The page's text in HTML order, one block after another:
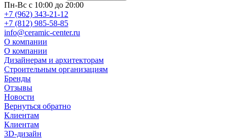
Пн-Вс с 10:00 до 20:00
+7 (962) 343-21-12
+7 (812) 985-58-85
info@ceramic-center.ru
О компании
О компании
Дизайнерам и архитекторам
Строительным организациям
Бренды
Отзывы
Новости
Вернуться обратно
Клиентам
Клиентам
3D-дизайн